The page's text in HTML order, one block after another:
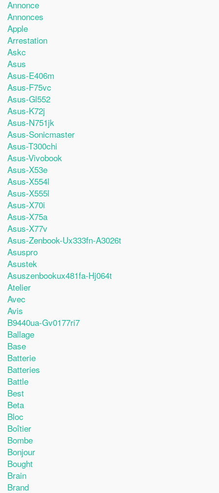
Annonce
Annonces
Apple
Arrestation
Askc
Asus
Asus-E406m
Asus-F75vc
Asus-Gl552
Asus-K72j
Asus-N751jk
Asus-Sonicmaster
Asus-T300chi
Asus-Vivobook
Asus-X53e
Asus-X554l
Asus-X555l
Asus-X70i
Asus-X75a
Asus-X77v
Asus-Zenbook-Ux333fn-A3026t
Asuspro
Asustek
Asuszenbookux481fa-Hj064t
Atelier
Avec
Avis
B9440ua-Gv0177ri7
Ballage
Base
Batterie
Batteries
Battle
Best
Beta
Bloc
Boîtier
Bombe
Bonjour
Bought
Brain
Brand